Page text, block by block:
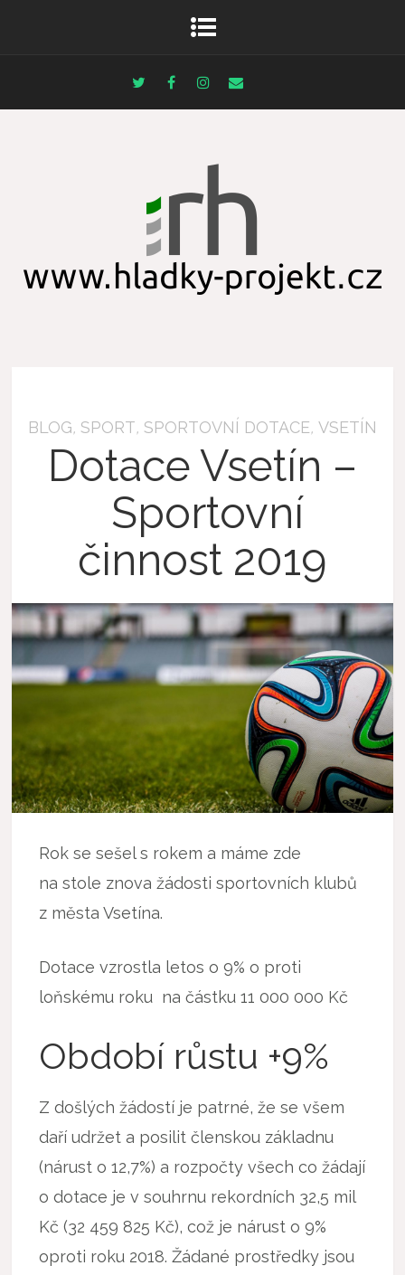
BLOG, SPORT, SPORTOVNÍ DOTACE, VSETÍN
Dotace Vsetín –
Sportovní
činnost 2019
Rok se sešel s rokem a máme zde
na stole znova žádosti sportovních klubů
z města Vsetína.
Dotace vzrostla letos o 9% o proti
loňskému roku na částku 11 000 000 Kč
Období růstu +9%
Z došlých žádostí je patrné, že se všem
daří udržet a posilit členskou základnu
(nárust o 12,7%) a rozpočty všech co žádají
o dotace je v souhrnu rekordních 32,5 mil
Kč (32 459 825 Kč), což je nárust o 9%
oproti roku 2018. Žádané prostředky jsou